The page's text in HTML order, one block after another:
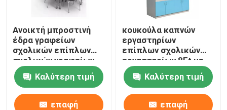
Ανοικτή μπροστινή
έδρα γραφείων
σχολικών επίπλων
σχολικών γραφείων
διαμαντιών για τους
δασκάλους
σπουδαστών
Καλύτερη τιμή
επαφή
κουκούλα καπνών
εργαστηρίων
επίπλων σχολικών
εργαστηρίων 8Ft με
το πίνακα ελέγχου
στροφίγγων
νεροχυτών που
αερίζεται
Καλύτερη τιμή
επαφή